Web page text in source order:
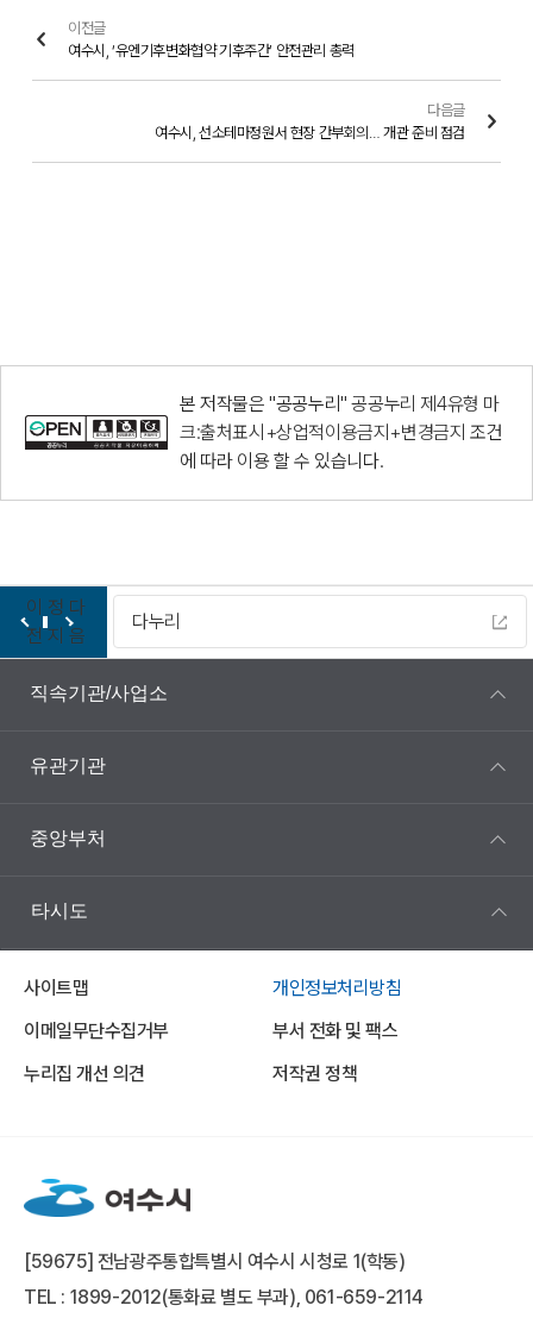
이전글
여수시, ‘유엔기후변화협약 기후주간’ 안전관리 총력
다음글
여수시, 선소테마정원서 현장 간부회의… 개관 준비 점검
본 저작물은 "공공누리"공공누리 제4유형 마
크:출처표시+상업적이용금지+변경금지 조건
에 따라 이용 할 수 있습니다.
이
전
정
지
다
음
다누리
직속기관/사업소
유관기관
중앙부처
타시도
사이트맵
개인정보처리방침
이메일무단수집거부
부서 전화 및 팩스
누리집 개선 의견
저작권 정책
[59675] 전남광주통합특별시 여수시 시청로 1(학동)
TEL : 1899-2012(통화료 별도 부과), 061-659-2114